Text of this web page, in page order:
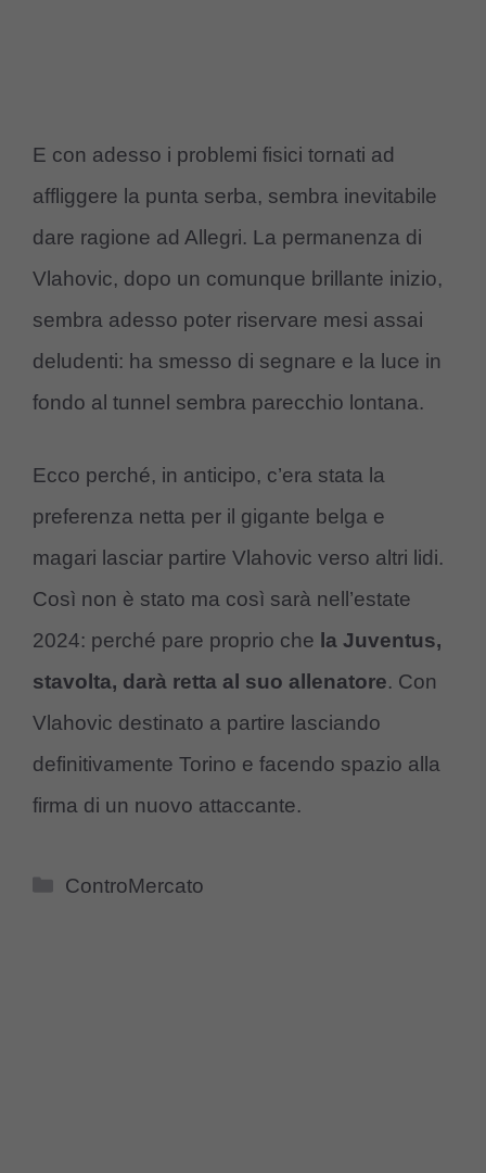
E con adesso i problemi fisici tornati ad
affliggere la punta serba, sembra inevitabile
dare ragione ad Allegri. La permanenza di
Vlahovic, dopo un comunque brillante inizio,
sembra adesso poter riservare mesi assai
deludenti: ha smesso di segnare e la luce in
fondo al tunnel sembra parecchio lontana.
Ecco perché, in anticipo, c’era stata la
preferenza netta per il gigante belga e
magari lasciar partire Vlahovic verso altri lidi.
Così non è stato ma così sarà nell’estate
2024: perché pare proprio che la Juventus,
stavolta, darà retta al suo allenatore. Con
Vlahovic destinato a partire lasciando
definitivamente Torino e facendo spazio alla
firma di un nuovo attaccante.
Categorie
ControMercato